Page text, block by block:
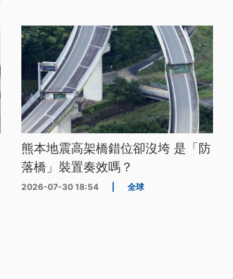
熊本地震高架橋錯位卻沒垮 是「防
落橋」裝置奏效嗎？
2026-07-30 18:54 全球